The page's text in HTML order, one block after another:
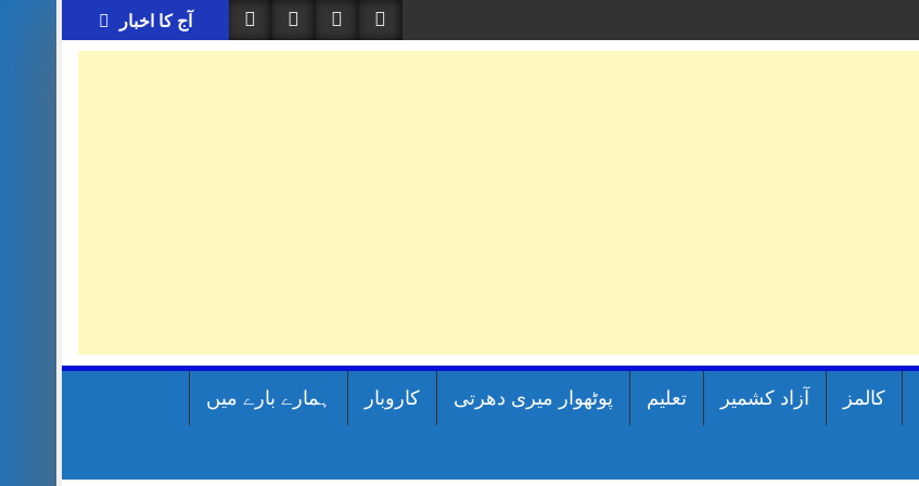
آج کا اخبار
کالمز آزاد کشمیر تعلیم پوٹھوار میری دھرتی کاروبار ہمارے بارے میں